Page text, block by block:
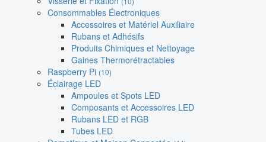
Consommables Électroniques
Accessoires et Matériel Auxiliaire
Rubans et Adhésifs
Produits Chimiques et Nettoyage
Gaines Thermorétractables
Raspberry Pi (10)
Éclairage LED
Ampoules et Spots LED
Composants et Accessoires LED
Rubans LED et RGB
Tubes LED